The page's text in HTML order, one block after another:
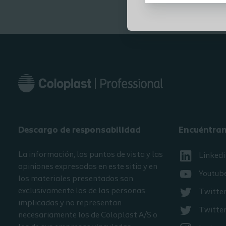
este curso necesitará una puntuación mínima del
(HEAL) El programa de formación HEAL forma parte
del compromiso de Coloplast de profundizar en los
conocimiento actual sobre los principios de la
cuidados para los pacientes con heridas en todo el
mundo. El contenido del curso ha sido desarrollado
por expertos internacionales en el cuidado de heridas
y avalado por la Asociación Europea para el Cuidado
de las Heridas (European Wound Management
Association, EWMA). Actualmente podrá encontrar 4
módulos disponibles. Tras finalizar cada módulo
Descargo de responsabilidad
La información, los puntos de vista y las
opiniones expresadas en este sitio y en
los materiales presentados son
exclusivamente los de las personas
implicadas y no representan
necesariamente los de Coloplast A/S o